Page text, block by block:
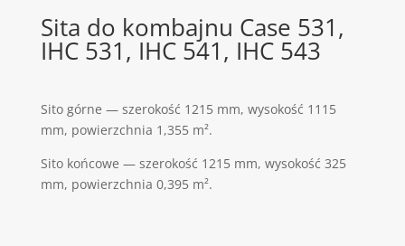
Sita do kombajnu Case 531,
IHC 531, IHC 541, IHC 543
Sito górne — szerokość 1215 mm, wysokość 1115
mm, powierzchnia 1,355 m².
Sito końcowe — szerokość 1215 mm, wysokość 325
mm, powierzchnia 0,395 m².